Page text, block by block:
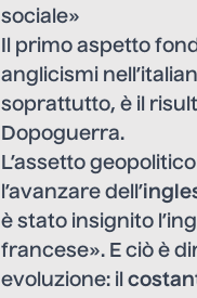
sociale»
Il primo aspetto
anglicismi
soprattutto, è il
Dopoguerra.
L’assetto
l’avanzare dell’
è stato insignito
francese». E ciò è
evoluzione: il